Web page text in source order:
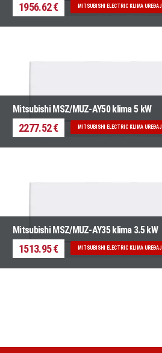
1956.62 € MITSUBISHI ELECTRIC KLIMA UREĐAJI
Mitsubishi MSZ/MUZ-AY50 klima 5 kW
2277.52 € MITSUBISHI ELECTRIC KLIMA UREĐAJI
Mitsubishi MSZ/MUZ-AY35 klima 3.5 kW
1513.95 € MITSUBISHI ELECTRIC KLIMA UREĐAJI